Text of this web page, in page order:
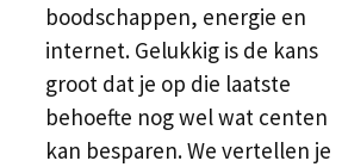
boodschappen, energie en
internet. Gelukkig is de kans
groot dat je op die laatste
behoefte nog wel wat centen
kan besparen. We vertellen je